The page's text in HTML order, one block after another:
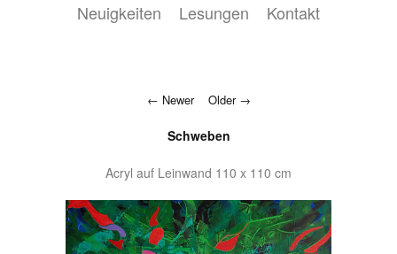
Neuigkeiten
Lesungen Kontakt
Newer Older
Schweben
Acryl auf Leinwand 110 x 110 cm